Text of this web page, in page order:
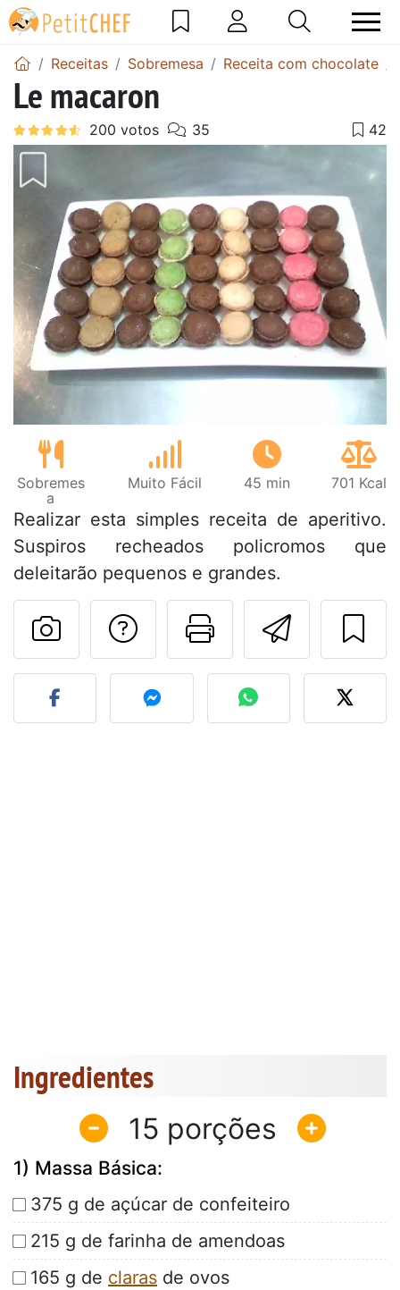
Receitas Sobremesa Receita com chocolate
Le macaron
Sobremes
a
Muito Fácil 45 min 701 Kcal
Realizar esta simples receita de aperitivo.
Suspiros recheados policromos que
deleitarão pequenos e grandes.
Imprima
Falar com o autor
Fez esta receita?
Ingredientes
15
1) Massa Básica:
375 g de açúcar de confeiteiro
215 g de farinha de amendoas
165 g de claras de ovos